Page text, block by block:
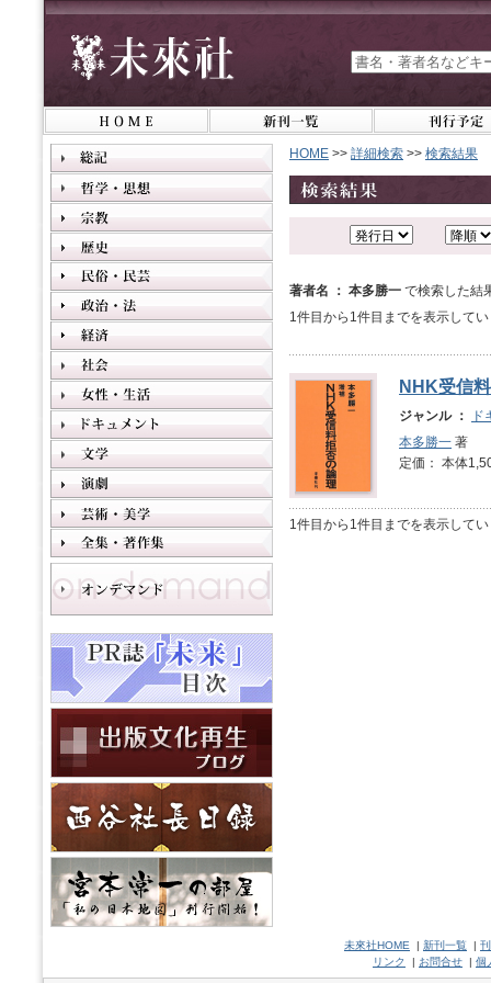
HOME >> 詳細検索 >> 検索結果
著者名 ： 本多勝一 で検索した結
1件目から1件目までを表示して
NHK受信
ジャンル ：
ド
本多勝一 著
定価： 本体
1件目から1件目までを表示して
未來社HOME | 新刊一覧 |
リンク
| お問合せ | 個